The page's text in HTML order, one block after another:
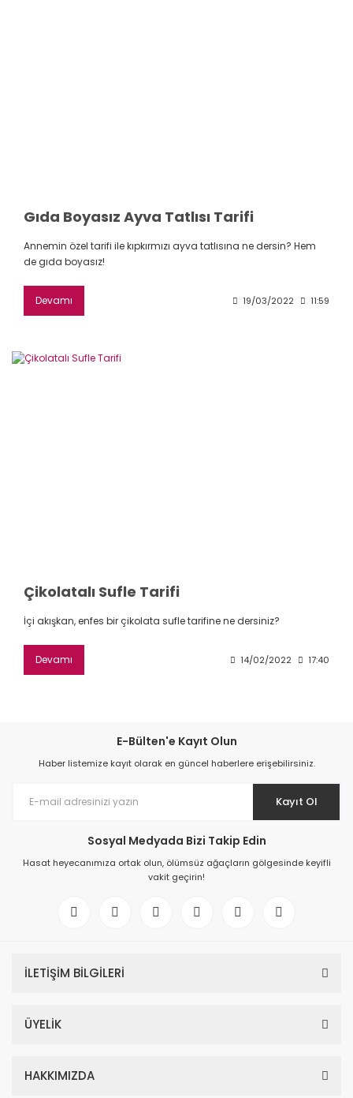
Gıda Boyasız Ayva Tatlısı Tarifi
Annemin özel tarifi ile kıpkırmızı ayva tatlısına ne dersin? Hem
de gıda boyasız!
Devamı 19/03/2022 11:59
Çikolatalı Sufle Tarifi
İçi akışkan, enfes bir çikolata sufle tarifine ne dersiniz?
Devamı 14/02/2022 17:40
E-Bülten'e Kayıt Olun
Haber listemize kayıt olarak en güncel haberlere erişebilirsiniz.
Kayıt Ol
Sosyal Medyada Bizi Takip Edin
Hasat heyecanımıza ortak olun, ölümsüz ağaçların gölgesinde keyifli
vakit geçirin!
İLETİŞİM BİLGİLERİ
ÜYELİK
HAKKIMIZDA